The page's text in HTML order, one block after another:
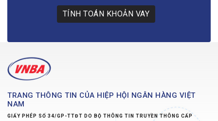
TÍNH TOÁN KHOẢN VAY
TRANG THÔNG TIN CỦA HIỆP HỘI NGÂN HÀNG VIỆT
NAM
GIẤY PHÉP SỐ 34/GP-TTĐT DO BỘ THÔNG TIN TRUYỀN THÔNG CẤP